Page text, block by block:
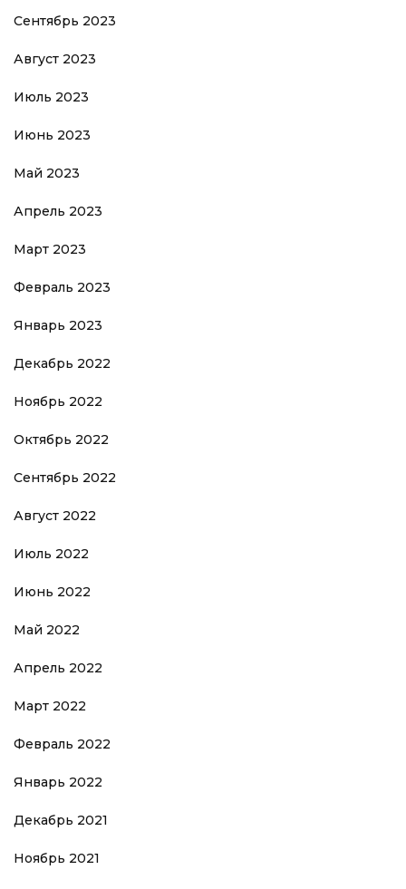
Сентябрь 2023
Август 2023
Июль 2023
Июнь 2023
Май 2023
Апрель 2023
Март 2023
Февраль 2023
Январь 2023
Декабрь 2022
Ноябрь 2022
Октябрь 2022
Сентябрь 2022
Август 2022
Июль 2022
Июнь 2022
Май 2022
Апрель 2022
Март 2022
Февраль 2022
Январь 2022
Декабрь 2021
Ноябрь 2021